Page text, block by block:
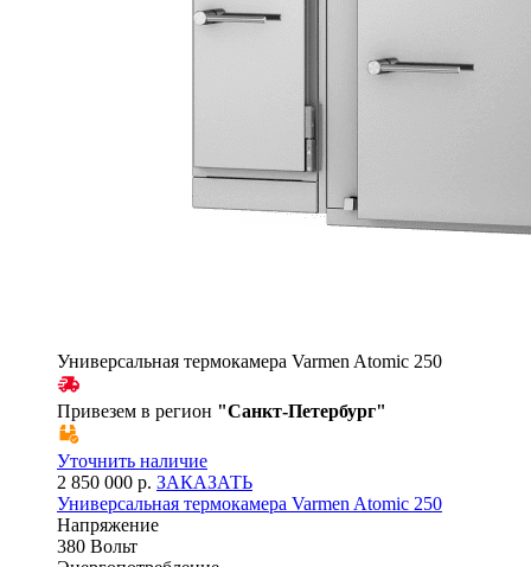
Универсальная термокамера Varmen Atomic 250
Привезем в регион "Санкт-Петербург"
Уточнить наличие
2 850 000 р. ЗАКАЗАТЬ
Универсальная термокамера Varmen Atomic 250
Напряжение
380 Вольт